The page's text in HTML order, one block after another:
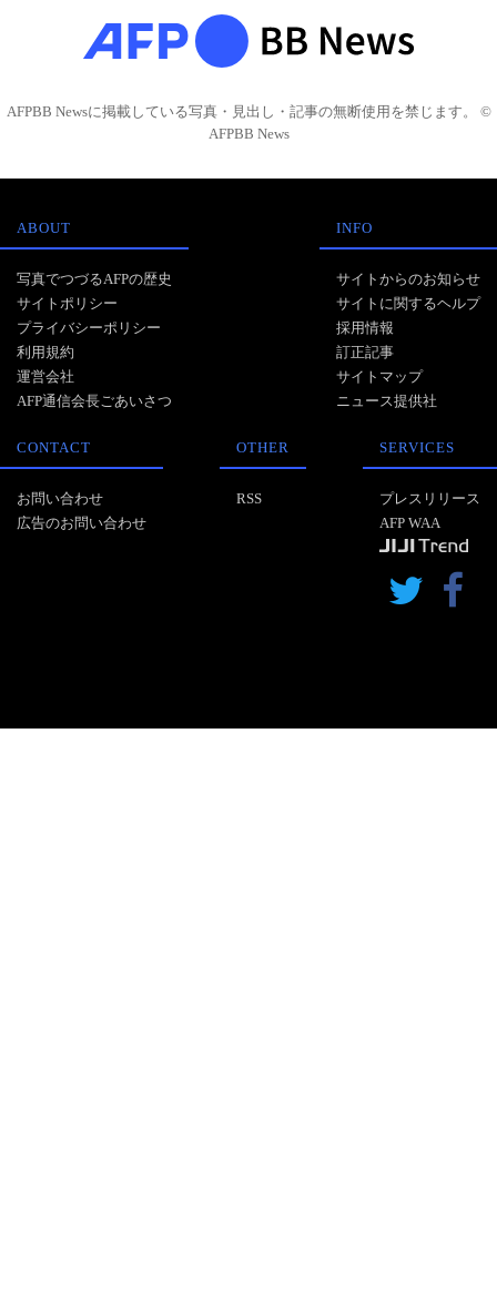
AFPBB Newsに掲載している写真・見出し・記事の無断使用を禁じます。 ©
AFPBB News
ABOUT
写真でつづるAFPの歴史
サイトポリシー
プライバシーポリシー
利用規約
運営会社
AFP通信会長ごあいさつ
INFO
サイトからのお知らせ
サイトに関するヘルプ
採用情報
訂正記事
サイトマップ
ニュース提供社
CONTACT
お問い合わせ
広告のお問い合わせ
OTHER
RSS
SERVICES
プレスリリース
AFP WAA